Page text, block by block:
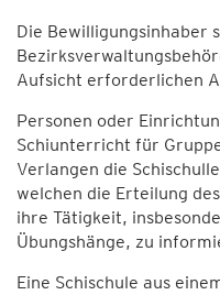
Die Bewilligungsinhaber
Aufsicht erforderlichen
Personen oder
Schiunterricht für
Verlangen die
welchen die Erteilung
ihre Tätigkeit,
Übungshänge, zu
Eine Schischule aus